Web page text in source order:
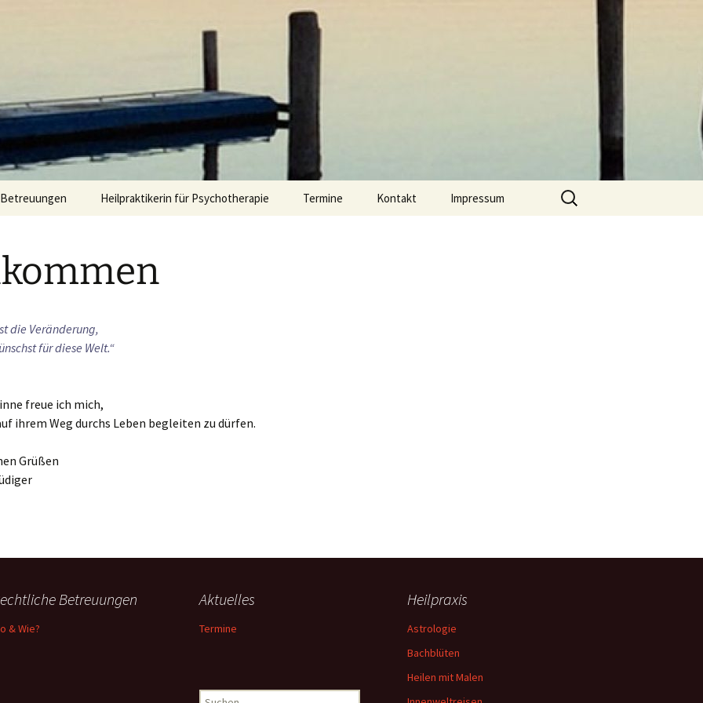
Heilpraktikerin für Psychotherapie
Bachblüten
Termine Kontakt Impressum
Suchen
nach:
die Veränderung,
für diese Welt.“
freue ich mich,
ihrem Weg durchs Leben begleiten zu dürfen.
Grüßen
Betreuungen
& Wie?
Aktuelles
Termine
Heilpraxis
Astrologie
Bachblüten
Heilen mit Malen
Suchen